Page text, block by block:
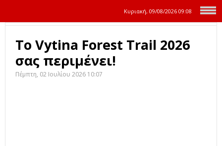
Κυριακή, 09/08/2026 09:08
Το Vytina Forest Trail 2026
σας περιμένει!
Πέμπτη, 02 Ιουλίου 2026 10:07